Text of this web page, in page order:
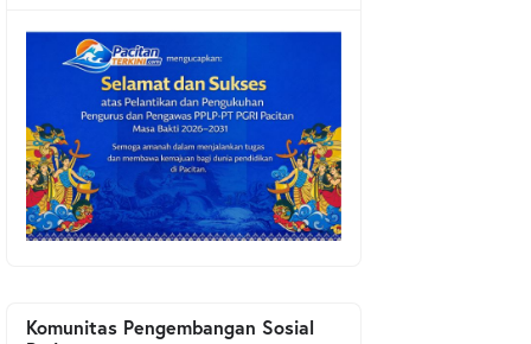
Komunitas Pengembangan Sosial